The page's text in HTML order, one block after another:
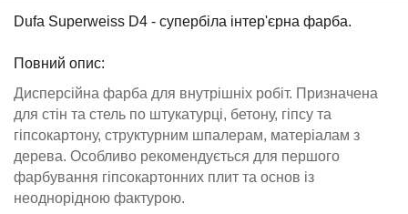
Dufa Superweiss D4 - супербіла інтер'єрна фарба.
Повний опис:
Дисперсійна фарба для внутрішніх робіт. Призначена
для стін та стель по штукатурці, бетону, гіпсу та
гіпсокартону, структурним шпалерам, матеріалам з
дерева. Особливо рекомендується для першого
фарбування гіпсокартонних плит та основ із
неоднорідною фактурою.